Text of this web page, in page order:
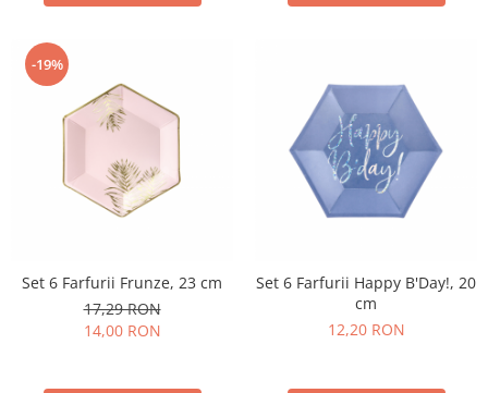
-19%
Set 6 Farfurii Frunze, 23 cm
17,29 RON
14,00 RON
Set 6 Farfurii Happy B'Day!, 20
cm
12,20 RON